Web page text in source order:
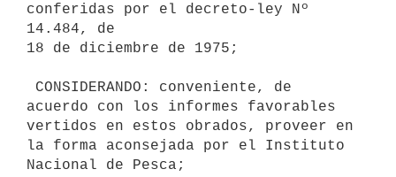
conferidas por el decreto-ley Nº
14.484, de
18 de diciembre de 1975;
acuerdo con los informes favorables
vertidos en estos obrados, proveer en
la forma aconsejada por el Instituto
Nacional de Pesca;